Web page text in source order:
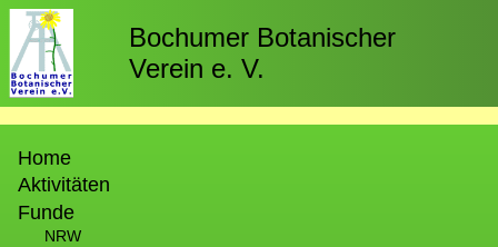
Direkt
zum
Inhalt
Bochumer Botanischer
Verein e. V.
Home
Aktivitäten
Funde
NRW